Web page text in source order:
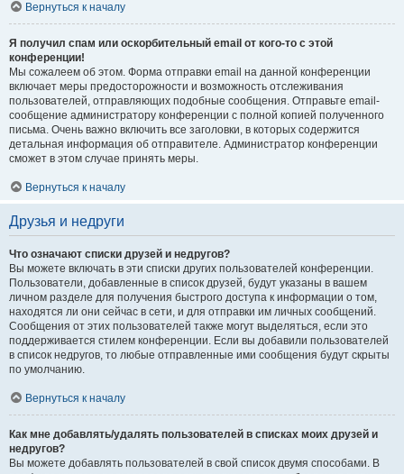
Вернуться к началу
Я получил спам или оскорбительный email от кого-то с этой
конференции!
Мы сожалеем об этом. Форма отправки email на данной конференции
включает меры предосторожности и возможность отслеживания
пользователей, отправляющих подобные сообщения. Отправьте email-
сообщение администратору конференции с полной копией полученного
письма. Очень важно включить все заголовки, в которых содержится
детальная информация об отправителе. Администратор конференции
сможет в этом случае принять меры.
Вернуться к началу
Друзья и недруги
Что означают списки друзей и недругов?
Вы можете включать в эти списки других пользователей конференции.
Пользователи, добавленные в список друзей, будут указаны в вашем
личном разделе для получения быстрого доступа к информации о том,
находятся ли они сейчас в сети, и для отправки им личных сообщений.
Сообщения от этих пользователей также могут выделяться, если это
поддерживается стилем конференции. Если вы добавили пользователей
в список недругов, то любые отправленные ими сообщения будут скрыты
по умолчанию.
Вернуться к началу
Как мне добавлять/удалять пользователей в списках моих друзей и
недругов?
Вы можете добавлять пользователей в свой список двумя способами. В